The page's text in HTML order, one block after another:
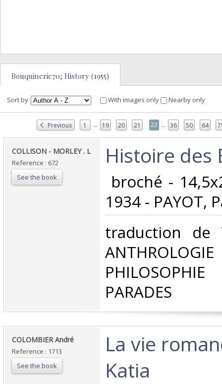
Bouquinerie70; History (1955)
Sort by With images only Nearby only
Previous 1 ... 19 20 21 22 ... 36 50 64
‎COLLISON - MORLEY . L‎
Reference : 672
See the book
‎Histoire des
broché -
1934 - PAYOT,
‎traduction de
PHILOSOPHIE
PARADES‎
‎COLOMBIER André‎
Reference : 1713
See the book
‎La vie
Katia‎